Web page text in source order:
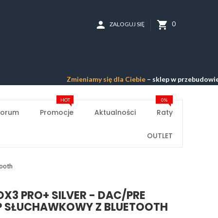
shopping_cart 0
person ZALOGUJ SIĘ
Zmieniamy się dla Ciebie – sklep w przebudowie –
Promocje
HOT
Aktualności Raty
0%
OUTLET
PRO+ SILVER - DAC/PRE
Z BLUETOOTH